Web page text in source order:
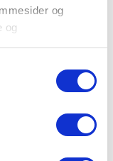
og
og
under
Cookiepolitik,